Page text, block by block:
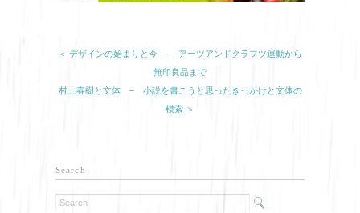
＜ デザインの始まりと今 - アーツアンドクラフツ運動から
無印良品まで
村上春樹と文体 − 小説を書こうと思ったきっかけと文体の
模索 ＞
Search